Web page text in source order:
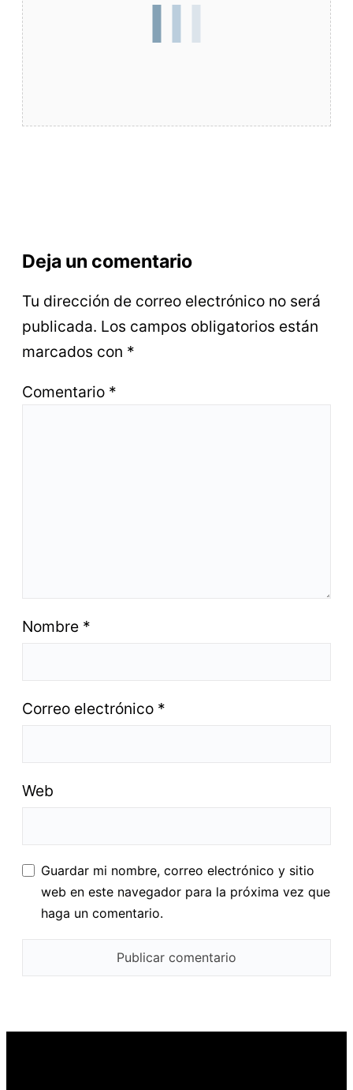
Deja un comentario
Tu dirección de correo electrónico no será
publicada. Los campos obligatorios están
marcados con *
Comentario *
Nombre *
Correo electrónico *
Web
Guardar mi nombre, correo electrónico y sitio
web en este navegador para la próxima vez que
haga un comentario.